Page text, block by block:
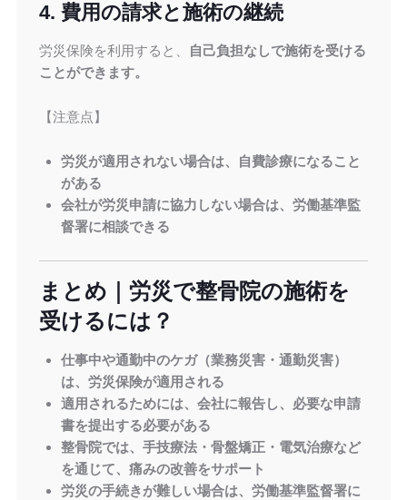
4. 費用の請求と施術の継続
労災保険を利用すると、
自己負担なしで施術を受ける
ことができます。
【注意点】
労災が適用されない場合は、自費診療になること
がある
会社が労災申請に協力しない場合は、労働基準監
督署に相談できる
まとめ｜労災で整骨院の施術を
受けるには？
仕事中や通勤中のケガ（業務災害・通勤災害）
は、労災保険が適用される
適用されるためには、会社に報告し、必要な申請
書を提出する必要がある
整骨院では、手技療法・骨盤矯正・電気治療など
を通じて、痛みの改善をサポート
労災の手続きが難しい場合は、労働基準監督署に